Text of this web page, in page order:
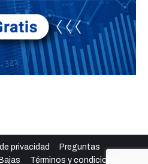
privacidad
Preguntas
Bajas Términos y condiciones